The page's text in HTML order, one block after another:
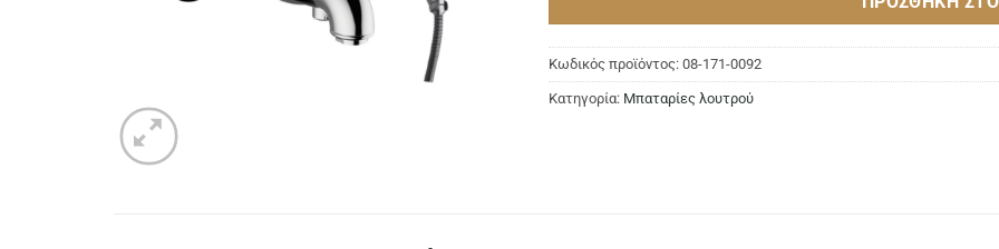
Κωδικός προϊόντος: 08-171-0092
Κατηγορία: Μπαταρίες λουτρού